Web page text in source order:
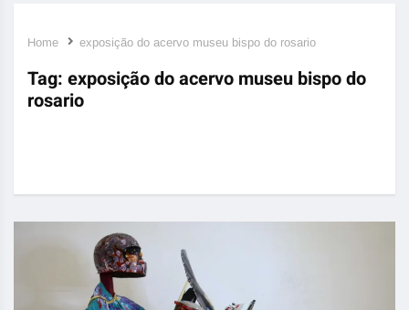
Home exposição do acervo museu bispo do rosario
Tag: exposição do acervo museu bispo do
rosario